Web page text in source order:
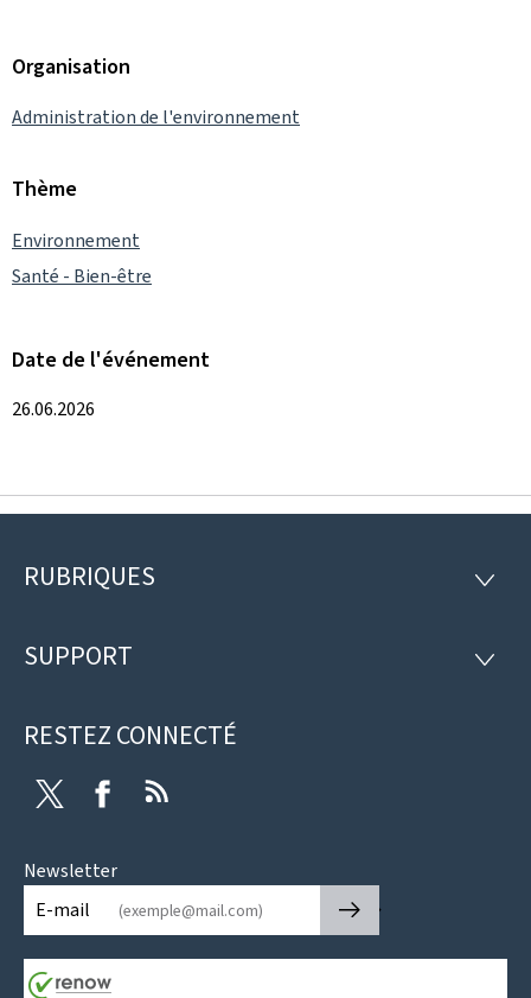
Organisation
Administration de l'environnement
Thème
Environnement
Santé - Bien-être
Date de l'événement
26.06.2026
Pied
page
RUBRIQUES
SUPPORT
RESTEZ CONNECTÉ
Twitter Facebook
Newsletter
E-mail
🡒